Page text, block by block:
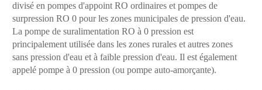
divisé en pompes d'appoint RO ordinaires et pompes de
surpression RO 0 pour les zones municipales de pression d'eau.
La pompe de suralimentation RO à 0 pression est
principalement utilisée dans les zones rurales et autres zones
sans pression d'eau et à faible pression d'eau. Il est également
appelé pompe à 0 pression (ou pompe auto-amorçante).